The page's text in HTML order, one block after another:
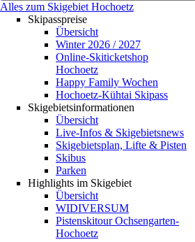
Alles zum Skigebiet Hochoetz
Skipasspreise
Übersicht
Winter 2026 / 2027
Online-Skiticketshop
Hochoetz
Happy Family Wochen
Hochoetz-Kühtai Skipass
Skigebietsinformationen
Übersicht
Live-Infos & Skigebietsnews
Skigebietsplan, Lifte & Pisten
Skibus
Parken
Highlights im Skigebiet
Übersicht
WIDIVERSUM
Pistenskitour Ochsengarten-
Hochoetz